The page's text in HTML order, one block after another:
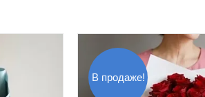
В продаже!